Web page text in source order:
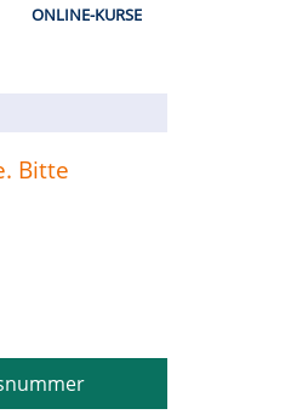
ONLINE-KURSE
Bitte